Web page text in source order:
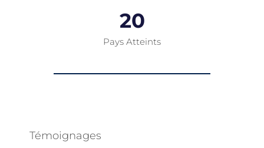
Pays Atteints
20
Témoignages